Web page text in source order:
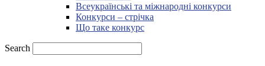
Всеукраїнські та міжнародні конкурси
Конкурси – стрічка
Що таке конкурс
Search